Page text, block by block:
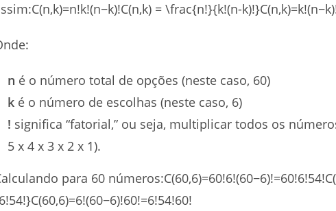
= \frac{n!}{k!(n-
n é o número total de opções (neste caso, 60)
k é o número de escolhas (neste caso, 6)
! significa “fatorial,” ou seja, multiplicar todos os
5 x 4 x 3 x 2 x 1).
para 60